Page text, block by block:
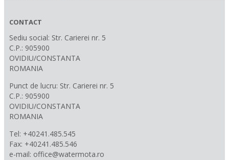
CONTACT
Sediu social: Str. Carierei nr. 5
C.P.: 905900
OVIDIU/CONSTANTA
ROMANIA
Punct de lucru: Str. Carierei nr. 5
C.P.: 905900
OVIDIU/CONSTANTA
ROMANIA
Tel: +40241.485.545
Fax: +40241.485.546
e-mail: office@watermota.ro